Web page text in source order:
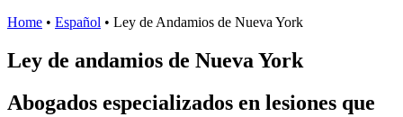
Home • Español • Ley de Andamios de Nueva York
Ley de andamios de Nueva York
Abogados especializados en lesiones que